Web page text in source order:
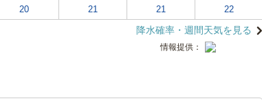
20
21
21
22
降水確率・週間天気を見る
情報提供：